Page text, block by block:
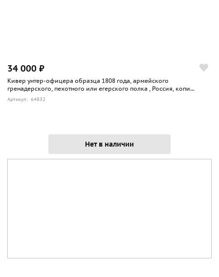
34 000 ₽
Кивер унтер-офицера образца 1808 года, армейского
гренадерского, пехотного или егерского полка , Россия, копи...
Артикул: 64832
Нет в наличии